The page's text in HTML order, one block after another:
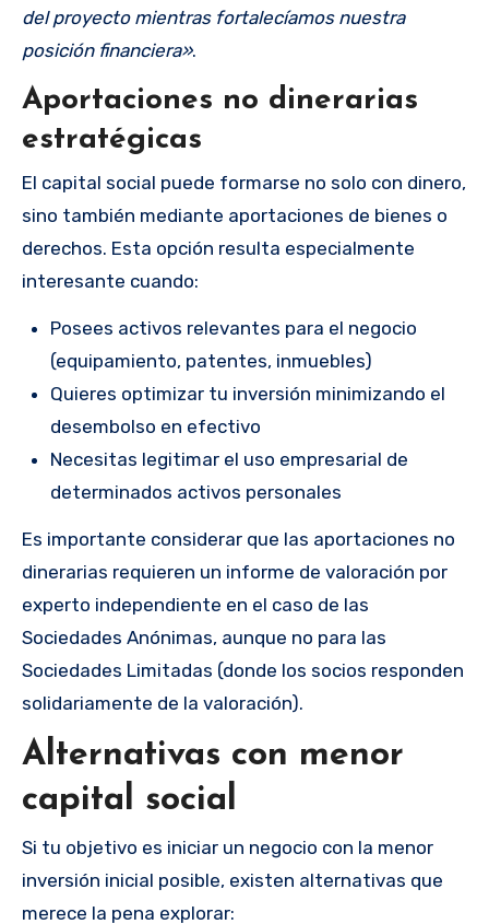
del proyecto mientras fortalecíamos nuestra
posición financiera».
Aportaciones no dinerarias
estratégicas
El capital social puede formarse no solo con dinero,
sino también mediante aportaciones de bienes o
derechos. Esta opción resulta especialmente
interesante cuando:
Posees activos relevantes para el negocio
(equipamiento, patentes, inmuebles)
Quieres optimizar tu inversión minimizando el
desembolso en efectivo
Necesitas legitimar el uso empresarial de
determinados activos personales
Es importante considerar que las aportaciones no
dinerarias requieren un informe de valoración por
experto independiente en el caso de las
Sociedades Anónimas, aunque no para las
Sociedades Limitadas (donde los socios responden
solidariamente de la valoración).
Alternativas con menor
capital social
Si tu objetivo es iniciar un negocio con la menor
inversión inicial posible, existen alternativas que
merece la pena explorar: